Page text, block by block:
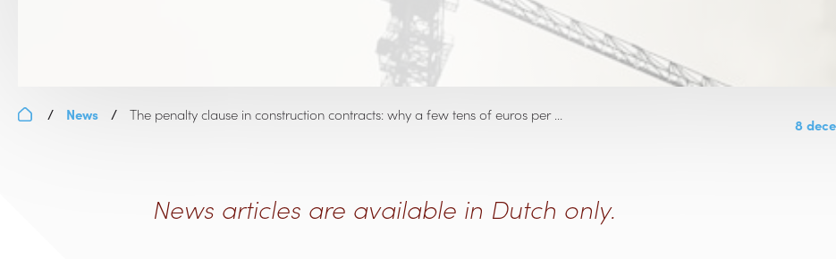
/ News / The penalty clause in construction contracts: why a few tens of euros per …
8
News articles are available in Dutch only.